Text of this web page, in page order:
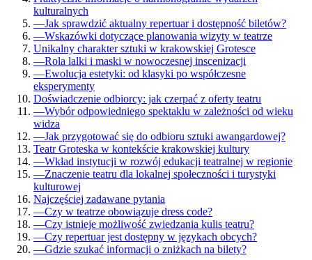
kulturalnych
—Jak sprawdzić aktualny repertuar i dostępność biletów?
—Wskazówki dotyczące planowania wizyty w teatrze
Unikalny charakter sztuki w krakowskiej Grotesce
—Rola lalki i maski w nowoczesnej inscenizacji
—Ewolucja estetyki: od klasyki po współczesne
eksperymenty
Doświadczenie odbiorcy: jak czerpać z oferty teatru
—Wybór odpowiedniego spektaklu w zależności od wieku
widza
—Jak przygotować się do odbioru sztuki awangardowej?
Teatr Groteska w kontekście krakowskiej kultury
—Wkład instytucji w rozwój edukacji teatralnej w regionie
—Znaczenie teatru dla lokalnej społeczności i turystyki
kulturowej
Najczęściej zadawane pytania
—Czy w teatrze obowiązuje dress code?
—Czy istnieje możliwość zwiedzania kulis teatru?
—Czy repertuar jest dostępny w językach obcych?
—Gdzie szukać informacji o zniżkach na bilety?